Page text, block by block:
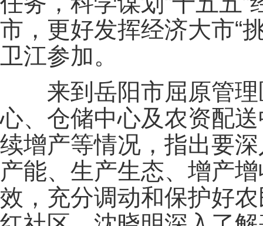
市，更好发挥经济大市“
卫江参加。
来到岳阳市屈原管理
心、仓储中心及农资配
续增产等情况，指出要
产能、生产生态、增产
效，充分调动和保护好